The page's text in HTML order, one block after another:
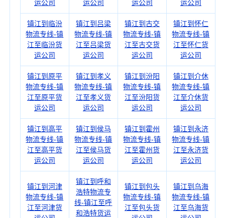
运公司
运公司
运公司
运公司
镇江到临汾
物流专线-镇
江至临汾货
运公司
镇江到吕梁
物流专线-镇
江至吕梁货
运公司
镇江到古交
物流专线-镇
江至古交货
运公司
镇江到怀仁
物流专线-镇
江至怀仁货
运公司
镇江到原平
物流专线-镇
江至原平货
运公司
镇江到孝义
物流专线-镇
江至孝义货
运公司
镇江到汾阳
物流专线-镇
江至汾阳货
运公司
镇江到介休
物流专线-镇
江至介休货
运公司
镇江到高平
物流专线-镇
江至高平货
运公司
镇江到侯马
物流专线-镇
江至侯马货
运公司
镇江到霍州
物流专线-镇
江至霍州货
运公司
镇江到永济
物流专线-镇
江至永济货
运公司
镇江到河津
物流专线-镇
江至河津货
镇江到呼和
浩特物流专
线-镇江至呼
和浩特货运
镇江到包头
物流专线-镇
江至包头货
镇江到乌海
物流专线-镇
江至乌海货